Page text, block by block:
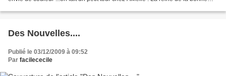
Des Nouvelles....
Publié le 03/12/2009 à 09:52
Par facilececile